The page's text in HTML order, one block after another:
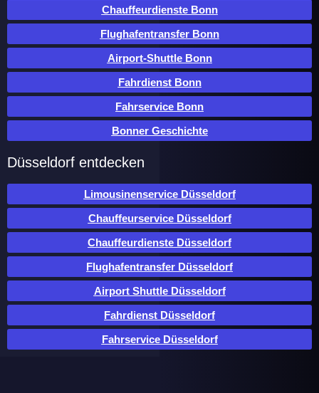
Chauffeurdienste Bonn
Flughafentransfer Bonn
Airport-Shuttle Bonn
Fahrdienst Bonn
Fahrservice Bonn
Bonner Geschichte
Düsseldorf entdecken
Limousinenservice Düsseldorf
Chauffeurservice Düsseldorf
Chauffeurdienste Düsseldorf
Flughafentransfer Düsseldorf
Airport Shuttle Düsseldorf
Fahrdienst Düsseldorf
Fahrservice Düsseldorf